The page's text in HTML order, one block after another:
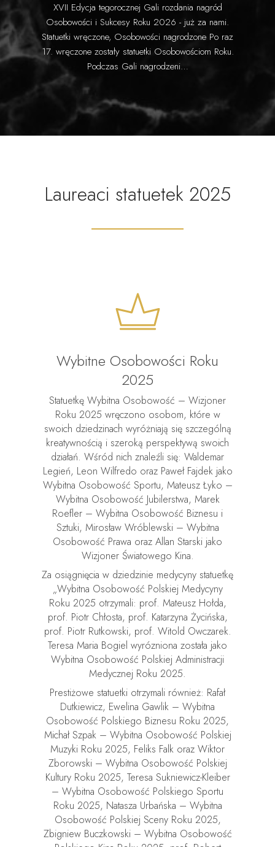
XVII Edycja tegorocznej Gali rozdania nagród
Osobowości i Sukcesy Roku 2026 - już za nami.
Statuetki wręczone, Osobowości nagrodzone Po raz
17. wręczone zostały statuetki Osobowościom Roku.
Podczas Gali nagrodzeni…
Laureaci statuetek 2025
Wybitne Osobowości Roku
2025
Statuetkę Wybitna Osobowość – Wizjoner
Roku 2025 wręczono osobom, które w
swoich dziedzinach wyróżniają się szczególną
kreatywnością i szeroką perspektywą swoich
działań. Wśród nich znaleźli się: Waldemar
Legień, Leon Wilfredo oraz Paweł Fajdek jako
Wybitna Osobowość Sportu, Mateusz Łyko –
Wybitna Osobowość Jubilerstwa, Marek
Roefler – Wybitna Osobowość Biznesu i
Sztuki, Mirosław Wróblewski – Wybitna
Osobowość Prawa oraz Allan Starski jako
Wizjoner Światowego Kina.
Za osiągnięcia w dziedzinie medycyny statuetkę
„Wybitna Osobowość Polskiej Medycyny
Roku 2025 otrzymali: prof. Mateusz Hołda,
prof. Piotr Chłosta, prof. Katarzyna Życińska,
prof. Piotr Rutkowski, prof. Witold Owczarek.
Teresa Maria Bogiel wyrózniona została jako
Wybitna Osobowość Polskiej Administracji
Medycznej Roku 2025.
Prestiżowe statuetki otrzymali również: Rafał
Dutkiewicz, Ewelina Gawlik – Wybitna
Osobowość Polskiego Biznesu Roku 2025,
Michał Szpak – Wybitna Osobowość Polskiej
Muzyki Roku 2025, Feliks Falk oraz Wiktor
Zborowski – Wybitna Osobowość Polskiej
Kultury Roku 2025, Teresa Sukniewicz-Kleiber
– Wybitna Osobowość Polskiego Sportu
Roku 2025, Natasza Urbańska – Wybitna
Osobowość Polskiej Sceny Roku 2025,
Zbigniew Buczkowski – Wybitna Osobowość